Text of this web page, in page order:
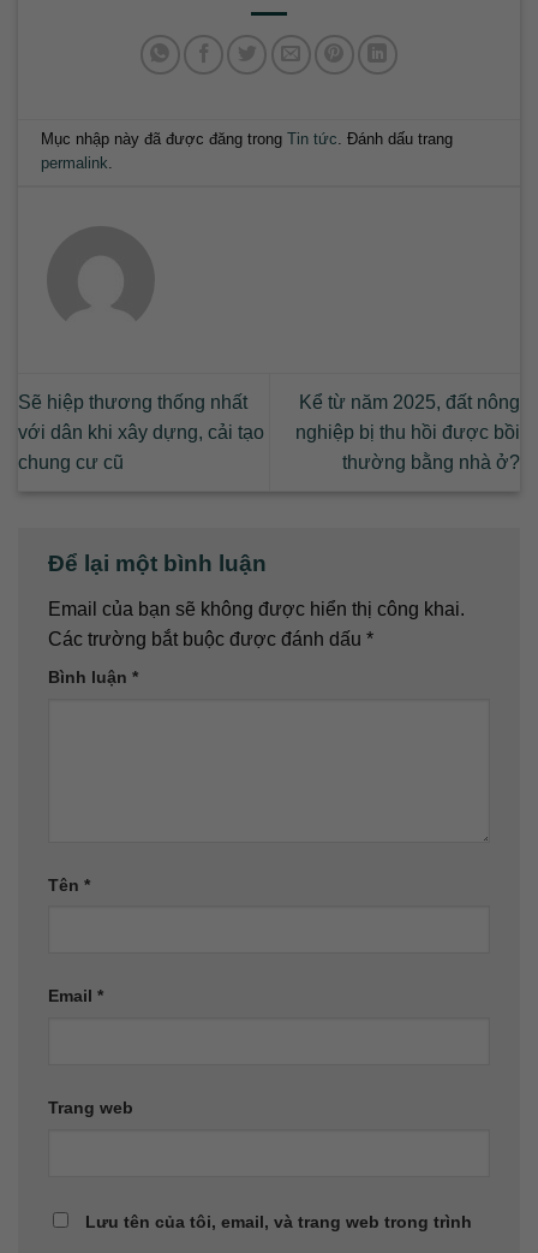
Mục nhập này đã được đăng trongTin tức. Đánh dấu trang
permalink.
Sẽ hiệp thương thống nhất
với dân khi xây dựng, cải tạo
chung cư cũ
Kể từ năm 2025, đất nông
nghiệp bị thu hồi được bồi
thường bằng nhà ở?
Để lại một bình luận
Email của bạn sẽ không được hiển thị công khai.
Các trường bắt buộc được đánh dấu *
Bình luận *
Tên *
Email *
Trang web
Lưu tên của tôi, email, và trang web trong trình